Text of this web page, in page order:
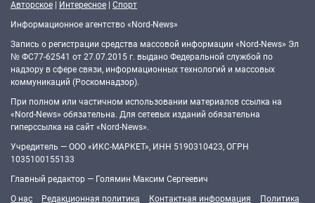
Авторское | Интересное | Спорт
Информационное агентство «Nord-News»
Запись о регистрации средства массовой информации «Nord-News» Эл
№ ФС77-62541 от 27.07.2015 г. выдано Федеральной службой по
надзору в сфере связи, информационных технологий и массовых
коммуникаций (Роскомнадзор).
При полном или частичном использовании материалов ссылка на
«Nord-News» обязательна. Для сетевых изданий обязательна
гиперссылка на сайт «Nord-News».
Учредитель — ООО «ИКС-МАРКЕТ», ИНН 5190310423, ОГРН
1035100155133
Главный редактор — Голямин Максим Сергеевич
О нас
Редакционная политика Контактная информация Политика